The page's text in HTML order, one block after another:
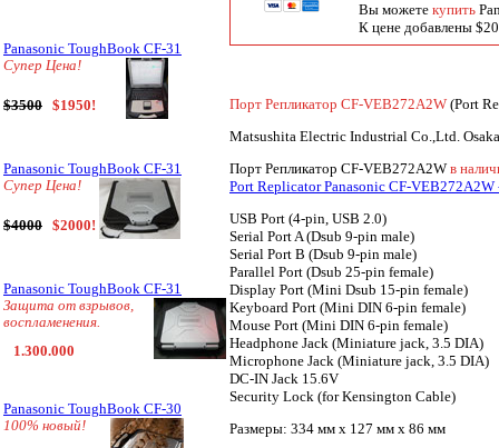
Panasonic ToughBook CF-31
Супер Цена!
$3500 $1950!
Panasonic ToughBook CF-31
Супер Цена!
$4000 $2000!
Panasonic ToughBook CF-31
Защита от взрывов,
воспламенения.
1.300.000
Panasonic ToughBook CF-30
100% новый!
Вы можете купить
К цене добавлены
Порт Репликатор CF-VEB272A2W (Port
Matsushita Electric Industrial Co.,Ltd.
Порт Репликатор CF-VEB272A2W в
Port Replicator Panasonic CF-VEB272A2W
USB Port (4-pin, USB 2.0)
Serial Port A (Dsub 9-pin male)
Serial Port B (Dsub 9-pin male)
Parallel Port (Dsub 25-pin female)
Display Port (Mini Dsub 15-pin female)
Keyboard Port (Mini DIN 6-pin female)
Mouse Port (Mini DIN 6-pin female)
Headphone Jack (Miniature jack, 3.5 DIA)
Microphone Jack (Miniature jack, 3.5 DIA)
DC-IN Jack 15.6V
Security Lock (for Kensington Cable)
Размеры: 334 мм x 127 мм x 86 мм